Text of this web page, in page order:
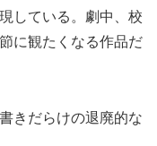
している。劇中、校
に観たくなる作品だ
きだらけの退廃的な